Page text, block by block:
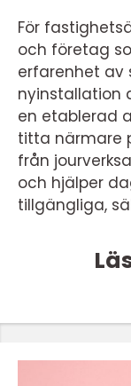
För
och företag
erfarenhet av
nyinstallation
en etablerad
titta närmare
från
och hjälper
tillgängliga,